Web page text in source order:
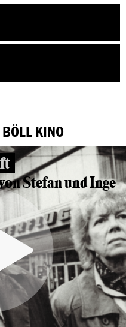
KINO
Stefan und Inge